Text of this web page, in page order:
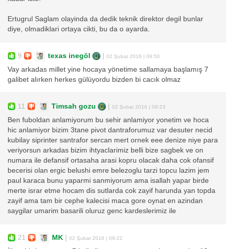
Ertugrul Saglam olayinda da dedik teknik direktor degil bunlar
diye, olmadiklari ortaya cikti, bu da o ayarda.
9 texas inegöl 02 Şubat 2016 | 09:50
Vay arkadas millet yine hocaya yönetime sallamaya başlamış 7
galibet alırken herkes gülüyordu bizden bi cacık olmaz
11 Timsah gozu 02 Şubat 2016 | 09:23
Ben fuboldan anlamiyorum bu sehir anlamiyor yonetim ve hoca
hic anlamiyor bizim 3tane pivot dantraforumuz var desuter necid
kubilay siprinter santrafor sercan mert ornek eee denize niye para
veriyorsun arkadas bizim ihtyaclarimiz belli bize sagbek ve on
numara ile defansif ortasaha arasi kopru olacak daha cok ofansif
becerisi olan ergic belushi emre belezoglu tarzi topcu lazim jem
paul karaca bunu yaparmi sanmiyorum ama isallah yapar birde
merte israr etme hocam dis sutlarda cok zayif harunda yan topda
zayif ama tam bir cephe kalecisi maca gore oynat en azindan
saygilar umarim basarili oluruz genc kardeslerimiz ile
21 MK 02 Şubat 2016 | 09:22